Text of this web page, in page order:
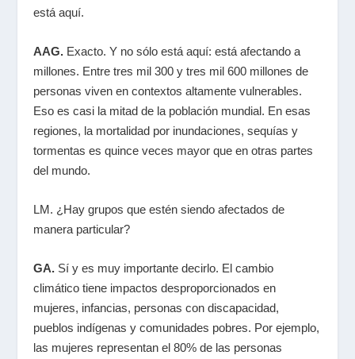
está aquí.
AAG. Exacto. Y no sólo está aquí: está afectando a
millones. Entre tres mil 300 y tres mil 600 millones de
personas viven en contextos altamente vulnerables.
Eso es casi la mitad de la población mundial. En esas
regiones, la mortalidad por inundaciones, sequías y
tormentas es quince veces mayor que en otras partes
del mundo.
LM. ¿Hay grupos que estén siendo afectados de
manera particular?
GA. Sí y es muy importante decirlo. El cambio
climático tiene impactos desproporcionados en
mujeres, infancias, personas con discapacidad,
pueblos indígenas y comunidades pobres. Por ejemplo,
las mujeres representan el 80% de las personas